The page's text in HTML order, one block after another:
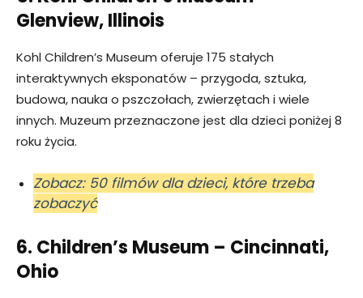
Glenview, Illinois
Kohl Children’s Museum oferuje 175 stałych
interaktywnych eksponatów – przygoda, sztuka,
budowa, nauka o pszczołach, zwierzętach i wiele
innych. Muzeum przeznaczone jest dla dzieci poniżej 8
roku życia.
Zobacz: 50 filmów dla dzieci, które trzeba
zobaczyć
6. Children’s Museum – Cincinnati,
Ohio